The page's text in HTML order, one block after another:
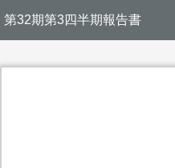
第32期第3四半期報告書